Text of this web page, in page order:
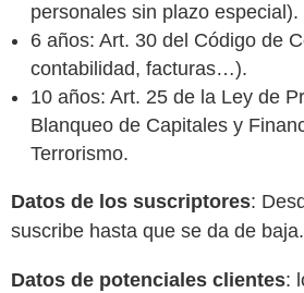
personales sin plazo especial).
6 años: Art. 30 del Código de
contabilidad, facturas…).
10 años: Art. 25 de la Ley de
Blanqueo de Capitales y
Terrorismo.
Datos de los suscriptores:
suscribe hasta que se da de baja.
Datos de potenciales clientes: